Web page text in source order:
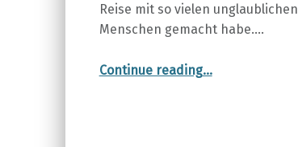
Reise mit so vielen unglaublichen
Menschen gemacht habe.…
Continue reading…